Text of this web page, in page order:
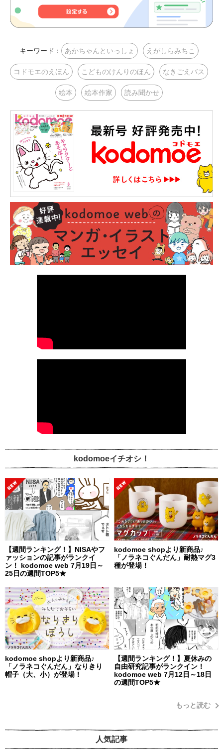
キーワード： あかちゃんといっしょ えがしらみちこ
コドモエのえほん こどものけんりのほん なきごえバス
絵本 絵本作家 読み聞かせ
kodomoeイチオシ！
【週間ランキング！】NISAやフ
ァッションの記事がランクイ
ン！ kodomoe web 7月19日～
25日の週間TOP5★
kodomoe shopより新商品♪
「ノラネコぐんだん」耐熱マグ3
種が登場！
kodomoe shopより新商品♪
「ノラネコぐんだん」なりきり
帽子（大、小）が登場！
【週間ランキング！】夏休みの
自由研究記事がランクイン！
kodomoe web 7月12日～18日
の週間TOP5★
もっと読む
人気記事